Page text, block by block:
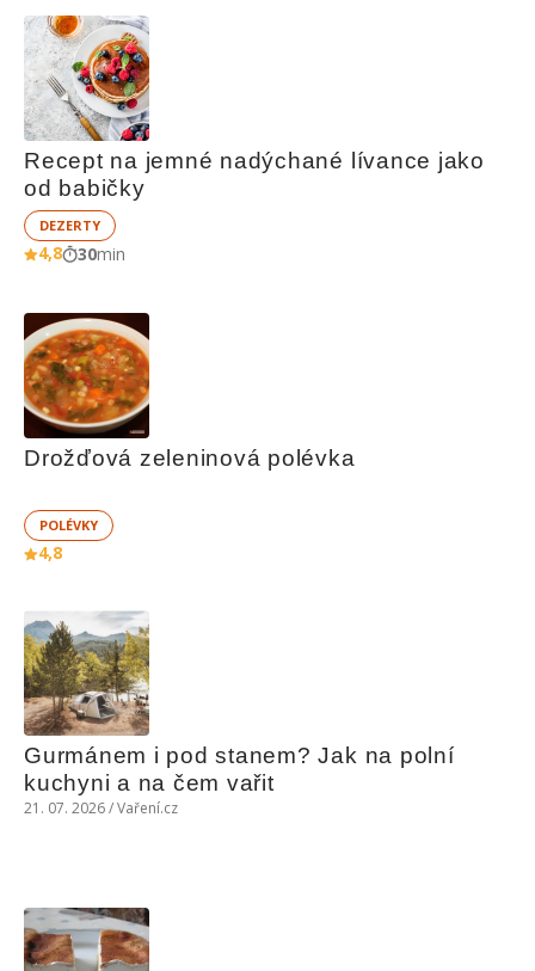
Recept na jemné nadýchané lívance jako
od babičky
DEZERTY
4,8 30min
Drožďová zeleninová polévka
POLÉVKY
4,8
Gurmánem i pod stanem? Jak na polní
kuchyni a na čem vařit
21. 07. 2026 / Vaření.cz